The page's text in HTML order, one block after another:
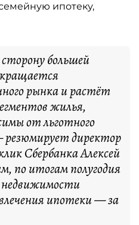
ипотеку,
большей
рынка и растёт
жилья,
от льготного
директор
Сбербанка Алексей
по итогам полугодия
недвижимости
ипотеки — за